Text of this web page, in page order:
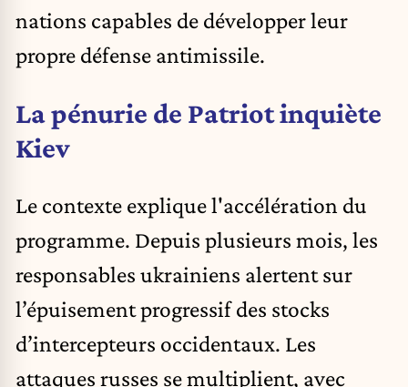
nations capables de développer leur
propre défense antimissile.
La pénurie de Patriot inquiète
Kiev
Le contexte explique l'accélération du
programme. Depuis plusieurs mois, les
responsables ukrainiens alertent sur
l’épuisement progressif des stocks
d’intercepteurs occidentaux. Les
attaques russes se multiplient, avec